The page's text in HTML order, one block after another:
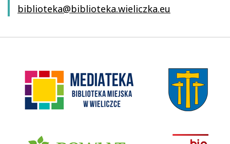
biblioteka@biblioteka.wieliczka.eu